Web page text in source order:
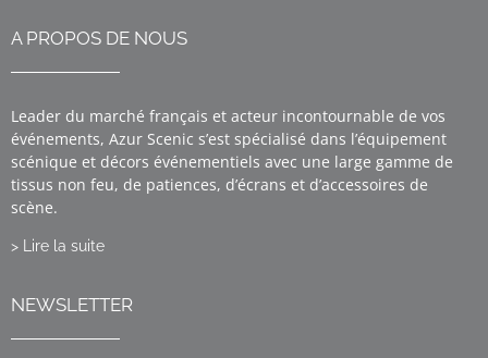
A PROPOS DE NOUS
Leader du marché français et acteur incontournable de vos
événements, Azur Scenic s’est spécialisé dans l’équipement
scénique et décors événementiels avec une large gamme de
tissus non feu, de patiences, d’écrans et d’accessoires de
scène.
> Lire la suite
NEWSLETTER